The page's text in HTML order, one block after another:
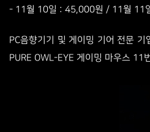
- 11월 10일 : 45,000원 / 11월 11
PC음향기기 및 게이밍 기어 전문
PURE OWL-EYE 게이밍 마우스